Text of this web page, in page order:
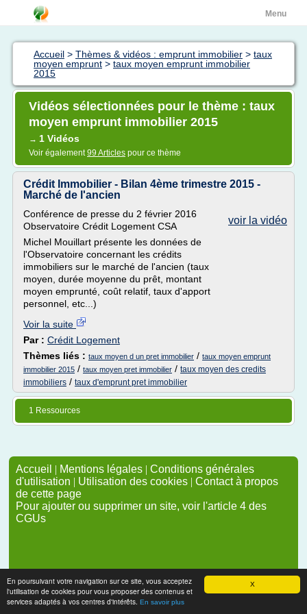
X
En poursuivant votre navigation sur ce site, vous acceptez
l'utilisation de cookies pour vous proposer des contenus et
services adaptés à vos centres d'intérêts. En savoir plus
Menu
Accueil > Thèmes & vidéos : emprunt immobilier > taux
moyen emprunt > taux moyen emprunt immobilier
2015
Vidéos sélectionnées pour le thème : taux
moyen emprunt immobilier 2015
→ 1 Vidéos
Voir également99 Articles pour ce thème
Crédit Immobilier - Bilan 4ème trimestre 2015 -
Marché de l'ancien
voir la vidéo
Conférence de presse du 2 février 2016
Observatoire Crédit Logement CSA
Michel Mouillart présente les données de
l'Observatoire concernant les crédits
immobiliers sur le marché de l'ancien (taux
moyen, durée moyenne du prêt, montant
moyen emprunté, coût relatif, taux d'apport
personnel, etc...)
Voir la suite
Par : Crédit Logement
Thèmes liés : taux moyen d un pret immobilier / taux moyen emprunt
immobilier 2015 / taux moyen pret immobilier / taux moyen des credits
immobiliers / taux d'emprunt pret immobilier
1 Ressources
Accueil | Mentions légales | Conditions générales
d'utilisation | Utilisation des cookies | Contact à propos
de cette page
Pour ajouter ou supprimer un site, voir l'article 4 des
CGUs